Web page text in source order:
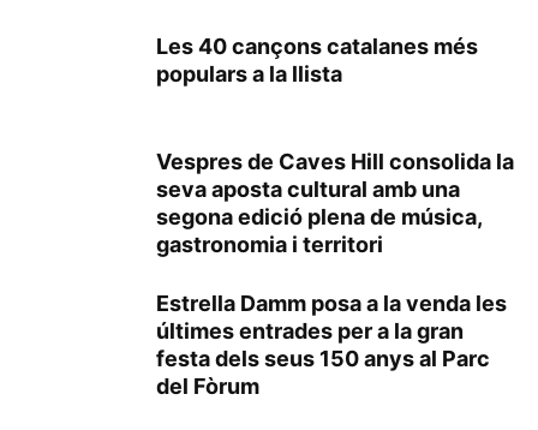
Les 40 cançons catalanes més
populars a la llista
Vespres de Caves Hill consolida la
seva aposta cultural amb una
segona edició plena de música,
gastronomia i territori
Estrella Damm posa a la venda les
últimes entrades per a la gran
festa dels seus 150 anys al Parc
del Fòrum